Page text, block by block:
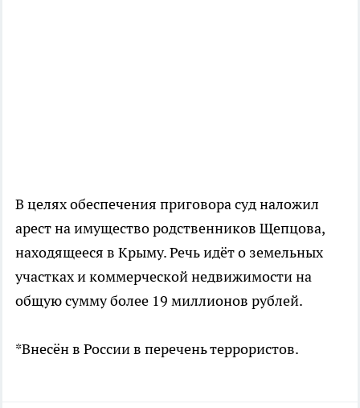
В целях обеспечения приговора суд наложил
арест на имущество родственников Щепцова,
находящееся в Крыму. Речь идёт о земельных
участках и коммерческой недвижимости на
общую сумму более 19 миллионов рублей.
*Внесён в России в перечень террористов.